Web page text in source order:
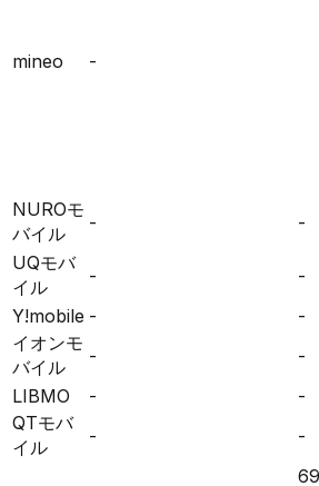
mineo -
NUROモ
バイル
-
-
UQモバ
イル
-
-
Y!mobile -
-
イオンモ
バイル
-
-
LIBMO
-
-
QTモバ
イル
- -